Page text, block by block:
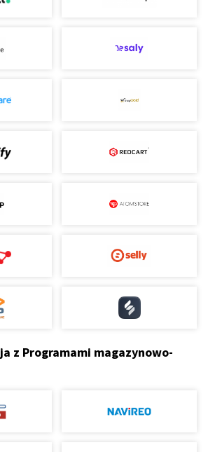
z Programami magazynowo-